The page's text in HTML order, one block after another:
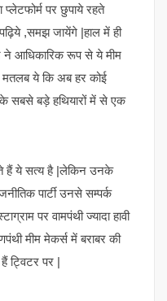
पर छुपाये रहते
,समझ जायेंगे |हाल में ही
आधिकारिक रूप से ये मीम
ये कि अब हर कोई
के सबसे बड़े हथियारों में से एक
हैं ये सत्य है |लेकिन उनके
पार्टी उनसे सम्पर्क
पर वामपंथी ज्यादा हावी
मीम मेकर्स में बराबर की
ट्विटर पर |